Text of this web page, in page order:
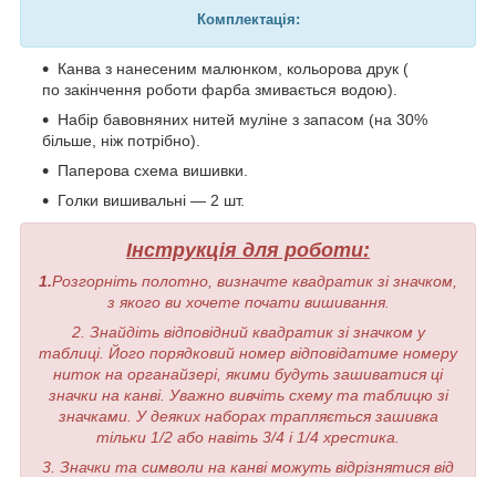
Комплектація:
Канва з нанесеним малюнком, кольорова друк (
по закінчення роботи фарба змивається водою).
Набір бавовняних нитей муліне з запасом (на 30%
більше, ніж потрібно).
Паперова схема вишивки.
Голки вишивальні — 2 шт.
Інструкція для роботи:
1.Розгорніть полотно, визначте квадратик зі значком,
з якого ви хочете почати вишивання.
2. Знайдіть відповідний квадратик зі значком у
таблиці. Його порядковий номер відповідатиме номеру
ниток на органайзері, якими будуть зашиватися ці
значки на канві. Уважно вивчіть схему та таблицю зі
значками. У деяких наборах трапляється зашивка
тільки 1/2 або навіть 3/4 і 1/4 хрестика.
3. Значки та символи на канві можуть відрізнятися від